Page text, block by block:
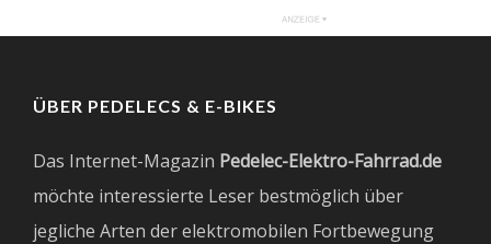
ÜBER PEDELECS & E-BIKES
Das Internet-Magazin Pedelec-Elektro-Fahrrad.de
möchte interessierte Leser bestmöglich über
jegliche Arten der elektromobilen Fortbewegung